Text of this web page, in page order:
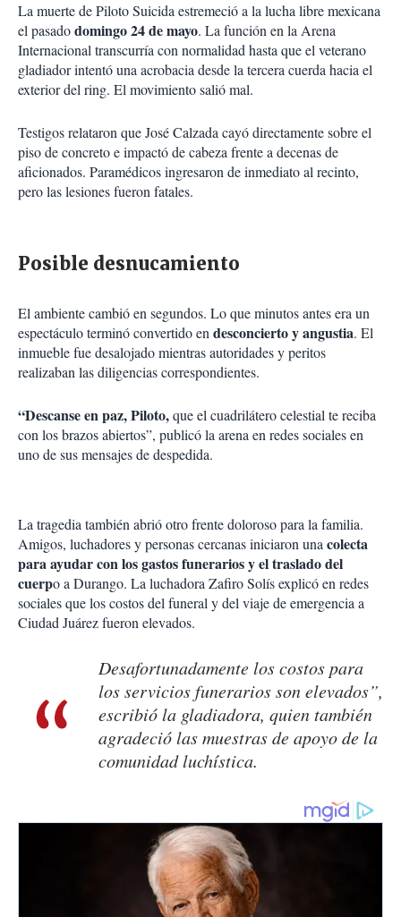
La muerte de Piloto Suicida estremeció a la lucha libre mexicana
el pasadodomingo 24 de mayo. La función en la Arena
Internacional transcurría con normalidad hasta que el veterano
gladiador intentó una acrobacia desde la tercera cuerda hacia el
exterior del ring. El movimiento salió mal.
Testigos relataron que José Calzada cayó directamente sobre el
piso de concreto e impactó de cabeza frente a decenas de
aficionados. Paramédicos ingresaron de inmediato al recinto,
pero las lesiones fueron fatales.
Posible desnucamiento
El ambiente cambió en segundos. Lo que minutos antes era un
espectáculo terminó convertido endesconcierto y angustia. El
inmueble fue desalojado mientras autoridades y peritos
realizaban las diligencias correspondientes.
“Descanse en paz, Piloto,que el cuadrilátero celestial te reciba
con los brazos abiertos”, publicó la arena en redes sociales en
uno de sus mensajes de despedida.
La tragedia también abrió otro frente doloroso para la familia.
Amigos, luchadores y personas cercanas iniciaron unacolecta
para ayudar con los gastos funerarios y el traslado del
cuerpo a Durango. La luchadora Zafiro Solís explicó en redes
sociales que los costos del funeral y del viaje de emergencia a
Ciudad Juárez fueron elevados.
Desafortunadamente los costos para
los servicios funerarios son elevados”,
escribió la gladiadora, quien también
agradeció las muestras de apoyo de la
comunidad luchística.